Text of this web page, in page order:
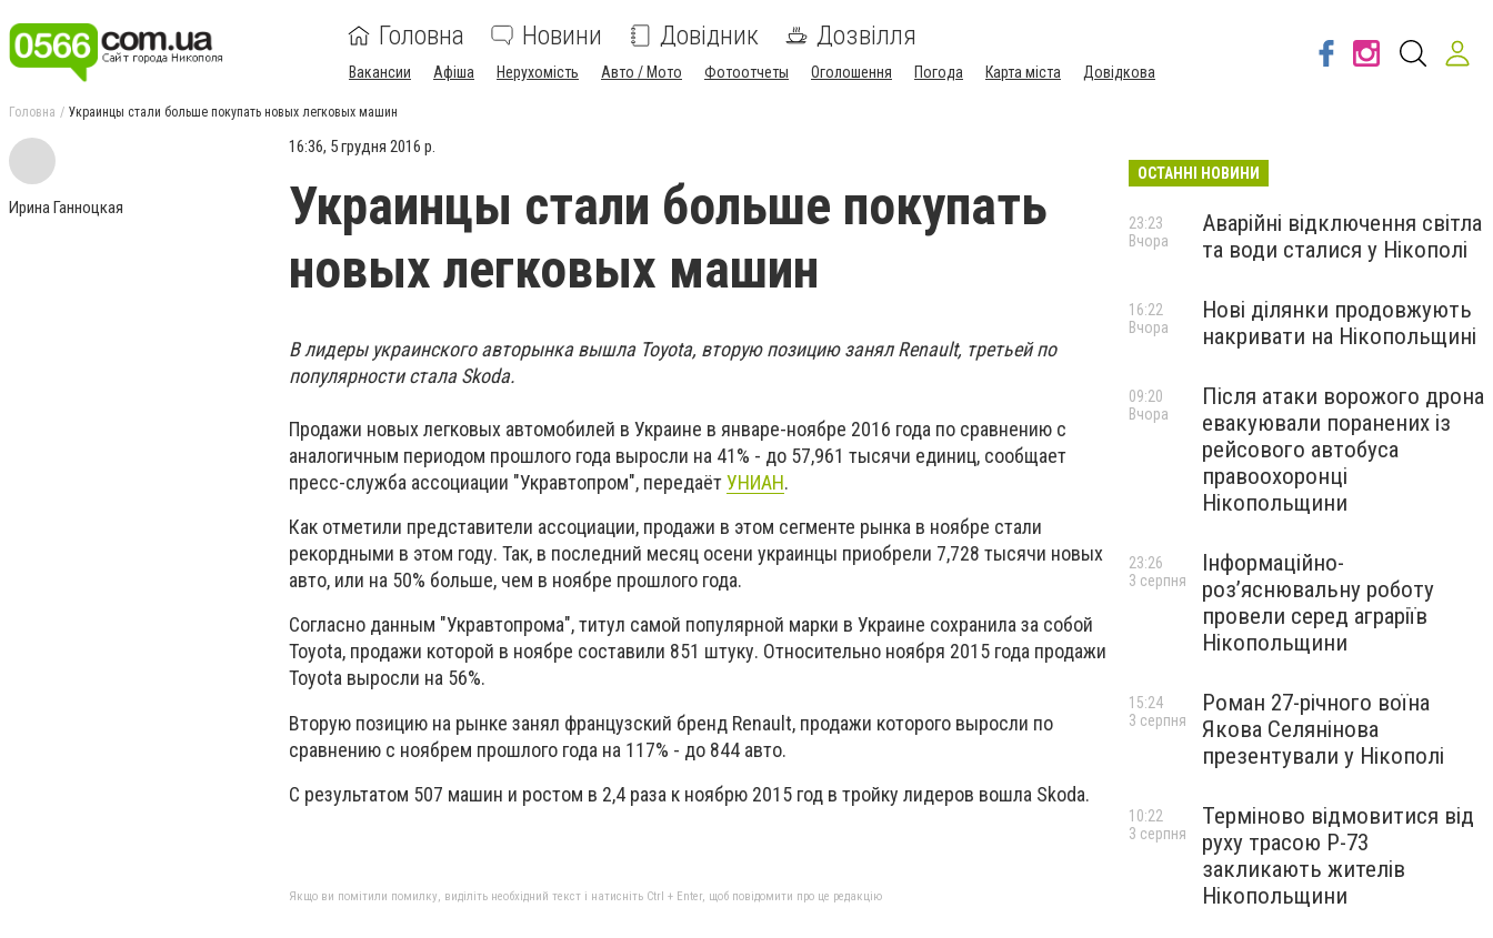
Головна Новини Довідник Дозвілля
Вакансии Афіша Нерухомість Авто / Мото Фотоотчеты Оголошення Погода Карта міста Довідкова
Головна Украинцы стали больше покупать новых легковых машин
Ирина Ганноцкая
16:36, 5 грудня 2016 р.
Украинцы стали больше покупать
новых легковых машин
В лидеры украинского авторынка вышла Toyota, вторую позицию занял Renault, третьей по
популярности стала Skoda.
Продажи новых легковых автомобилей в Украине в январе-ноябре 2016 года по сравнению с
аналогичным периодом прошлого года выросли на 41% - до 57,961 тысячи единиц, сообщает
пресс-служба ассоциации "Укравтопром", передаётУНИАН.
Как отметили представители ассоциации, продажи в этом сегменте рынка в ноябре стали
рекордными в этом году. Так, в последний месяц осени украинцы приобрели 7,728 тысячи новых
авто, или на 50% больше, чем в ноябре прошлого года.
Согласно данным "Укравтопрома", титул самой популярной марки в Украине сохранила за собой
Toyota, продажи которой в ноябре составили 851 штуку. Относительно ноября 2015 года продажи
Toyota выросли на 56%.
Вторую позицию на рынке занял французский бренд Renault, продажи которого выросли по
сравнению с ноябрем прошлого года на 117% - до 844 авто.
С результатом 507 машин и ростом в 2,4 раза к ноябрю 2015 год в тройку лидеров вошла Skoda.
Якщо ви помітили помилку, виділіть необхідний текст і натисніть Ctrl + Enter, щоб повідомити про це редакцію
ОСТАННІ НОВИНИ
Аварійні відключення світла
та води сталися у Нікополі
23:23
Вчора
Нові ділянки продовжують
накривати на Нікопольщині
16:22
Вчора
Після атаки ворожого дрона
евакуювали поранених із
рейсового автобуса
правоохоронці
Нікопольщини
09:20
Вчора
Інформаційно-
роз’яснювальну роботу
провели серед аграріїв
Нікопольщини
23:26
3 серпня
Роман 27-річного воїна
Якова Селянінова
презентували у Нікополі
15:24
3 серпня
Терміново відмовитися від
руху трасою Р-73
закликають жителів
Нікопольщини
10:22
3 серпня